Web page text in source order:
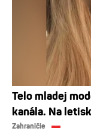
Telo mladej
kanála. Na
Zahraničie